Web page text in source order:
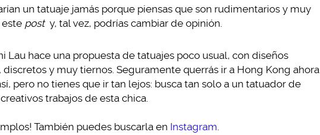
un tatuaje jamás porque piensas que son rudimentarios y muy
post y, tal vez, podrías cambiar de opinión.
Lau hace una propuesta de tatuajes poco usual, con diseños
y muy tiernos. Seguramente querrás ir a Hong Kong ahora
pero no tienes que ir tan lejos: busca tan solo a un tatuador de
trabajos de esta chica.
También puedes buscarla en Instagram.